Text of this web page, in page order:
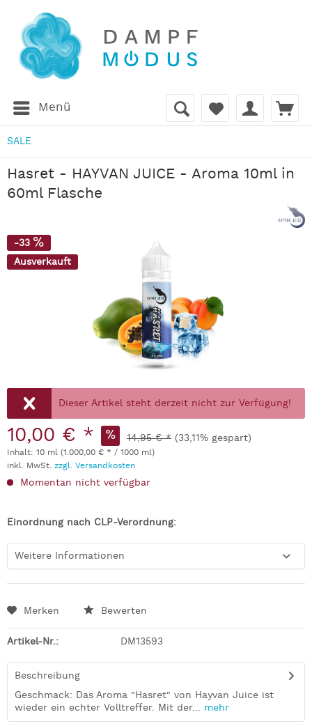
Menü
SALE
Hasret - HAYVAN JUICE - Aroma 10ml in
60ml Flasche
-33
Ausverkauft
Dieser Artikel steht derzeit nicht zur Verfügung!
10,00 € * 14,95 € * (33,11% gespart)
Inhalt: 10 ml (1.000,00 € * / 1000 ml)
inkl. MwSt. zzgl. Versandkosten
Momentan nicht verfügbar
Einordnung nach CLP-Verordnung:
Weitere Informationen
Merken Bewerten
Artikel-Nr.: DM13593
Beschreibung
Geschmack: Das Aroma "Hasret" von Hayvan Juice ist
wieder ein echter Volltreffer. Mit der... mehr